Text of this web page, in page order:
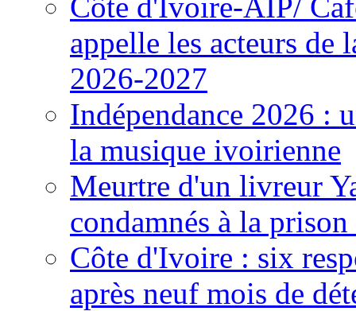
appelle les acteurs de
2026-2027
Indépendance 2026 :
la musique ivoirienne
Meurtre d'un livreur
condamnés à la
Côte d'Ivoire : six
après neuf mois de